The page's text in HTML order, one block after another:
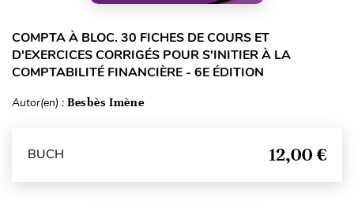
COMPTA À BLOC. 30 FICHES DE COURS ET
D'EXERCICES CORRIGÉS POUR S'INITIER À LA
COMPTABILITÉ FINANCIÈRE - 6E ÉDITION
Autor(en) : Besbès Imène
BUCH 12,00 €